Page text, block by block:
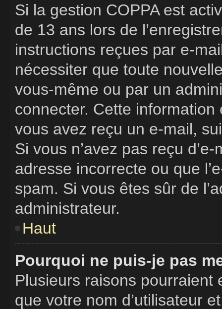
Si la gestion COPPA est
de 13 ans lors de
instructions reçues par e-
nécessiter que toute
vous-même ou par un
connecter. Cette information
vous avez reçu un e-mail,
Si vous n’avez pas reçu
adresse incorrecte ou que
spam. Si vous êtes sûr de
administrateur.
Haut
Pourquoi ne puis-je pas
Plusieurs raisons pourraient
que votre nom d’utilisateur